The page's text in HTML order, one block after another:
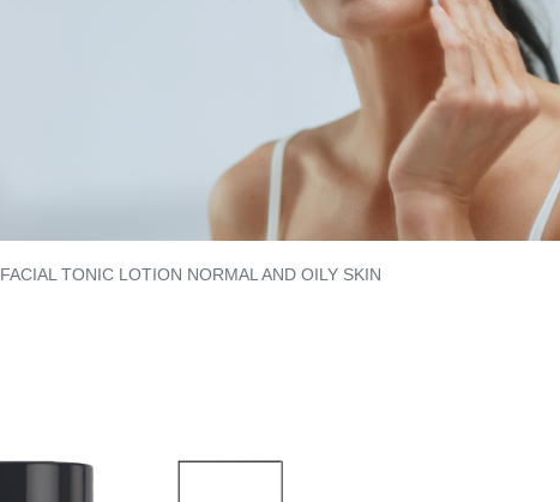
FACIAL TONIC LOTION NORMAL AND OILY SKIN